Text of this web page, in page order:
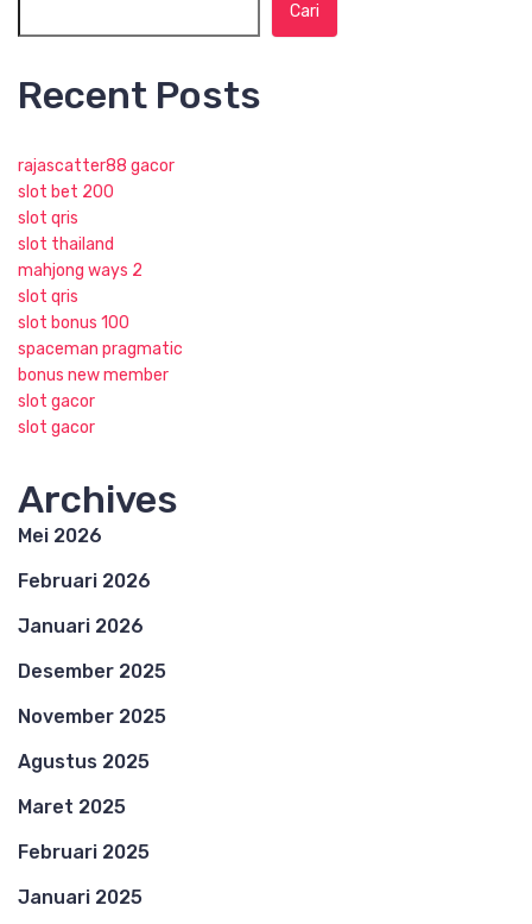
Cari
Recent Posts
rajascatter88 gacor
slot bet 200
slot qris
slot thailand
mahjong ways 2
slot qris
slot bonus 100
spaceman pragmatic
bonus new member
slot gacor
slot gacor
Archives
Mei 2026
Februari 2026
Januari 2026
Desember 2025
November 2025
Agustus 2025
Maret 2025
Februari 2025
Januari 2025